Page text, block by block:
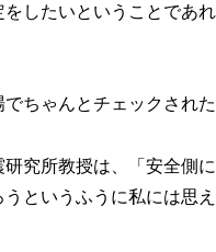
したいということであ
ちゃんとチェックされた
究所教授は、「安全側
というふうに私には思